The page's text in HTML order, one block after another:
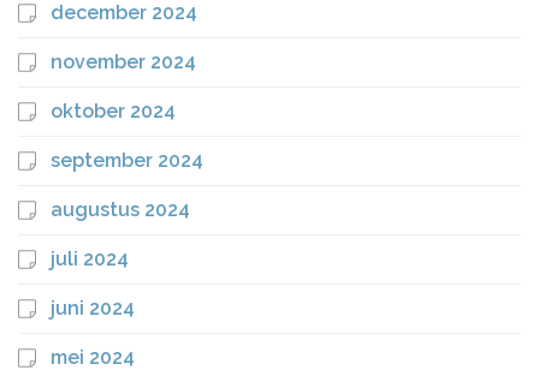
december 2024
november 2024
oktober 2024
september 2024
augustus 2024
juli 2024
juni 2024
mei 2024